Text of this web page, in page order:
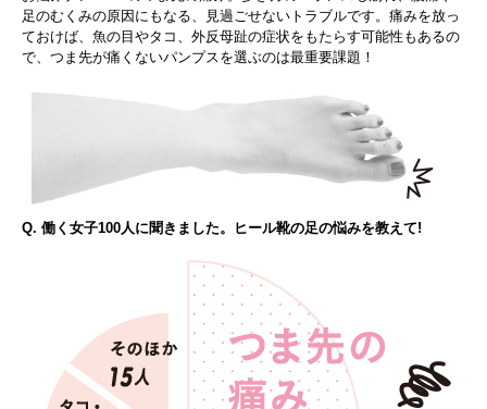
足のむくみの原因にもなる、見過ごせないトラブルです。痛みを放っ
ておけば、魚の目やタコ、外反母趾の症状をもたらす可能性もあるの
で、つま先が痛くないパンプスを選ぶのは最重要課題！
Q. 働く女子100人に聞きました。ヒール靴の足の悩みを教えて!